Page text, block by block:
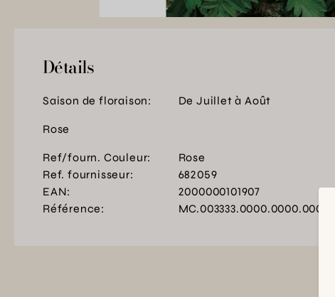
Détails
Saison de floraison: De Juillet à Août
Rose
Ref/fourn. Couleur:
Rose
Ref. fournisseur:
682059
EAN:
2000000101907
Référence:
MC.003333.0000.0000.0000